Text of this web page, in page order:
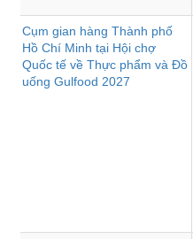
Cụm gian hàng Thành phố
Hồ Chí Minh tại Hội chợ
Quốc tế về Thực phẩm và Đồ
uống Gulfood 2027